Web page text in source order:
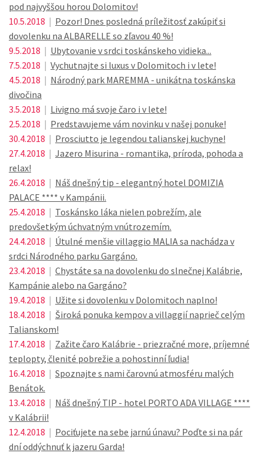
pod najvyššou horou Dolomitov!
10.5.2018 | Pozor! Dnes posledná príležitosť zakúpiť si
dovolenku na ALBARELLE so zľavou 40 %!
9.5.2018 | Ubytovanie v srdci toskánskeho vidieka...
7.5.2018 | Vychutnajte si luxus v Dolomitoch i v lete!
4.5.2018 | Národný park MAREMMA - unikátna toskánska
divočina
3.5.2018 | Livigno má svoje čaro i v lete!
2.5.2018 | Predstavujeme vám novinku v našej ponuke!
30.4.2018 | Prosciutto je legendou talianskej kuchyne!
27.4.2018 | Jazero Misurina - romantika, príroda, pohoda a
relax!
26.4.2018 | Náš dnešný tip - elegantný hotel DOMIZIA
PALACE **** v Kampánii.
25.4.2018 | Toskánsko láka nielen pobrežím, ale
predovšetkým úchvatným vnútrozemím.
24.4.2018 | Útulné menšie villaggio MALIA sa nachádza v
srdci Národného parku Gargáno.
23.4.2018 | Chystáte sa na dovolenku do slnečnej Kalábrie,
Kampánie alebo na Gargáno?
19.4.2018 | Užite si dovolenku v Dolomitoch naplno!
18.4.2018 | Široká ponuka kempov a villaggií naprieč celým
Talianskom!
17.4.2018 | Zažite čaro Kalábrie - priezračné more, príjemné
teplopty, členité pobrežie a pohostinní ľudia!
16.4.2018 | Spoznajte s nami čarovnú atmosféru malých
Benátok.
13.4.2018 | Náš dnešný TIP - hotel PORTO ADA VILLAGE ****
v Kalábrii!
12.4.2018 | Pociťujete na sebe jarnú únavu? Poďte si na pár
dní oddýchnuť k jazeru Garda!